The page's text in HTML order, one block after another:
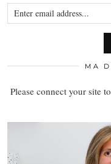
MA
Please connect your site